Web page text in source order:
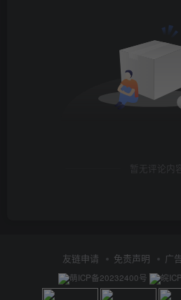
暂无评论内容
友链申请 免责声明 广
萌ICP备20232400号 皖